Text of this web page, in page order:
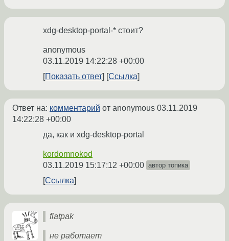
xdg-desktop-portal-* стоит?
anonymous
03.11.2019 14:22:28 +00:00
Показать ответ
Ссылка
Ответ на: комментарий от anonymous 03.11.2019
14:22:28 +00:00
да, как и xdg-desktop-portal
kordomnokod
03.11.2019 15:17:12 +00:00 автор топика
Ссылка
flatpak
не работает